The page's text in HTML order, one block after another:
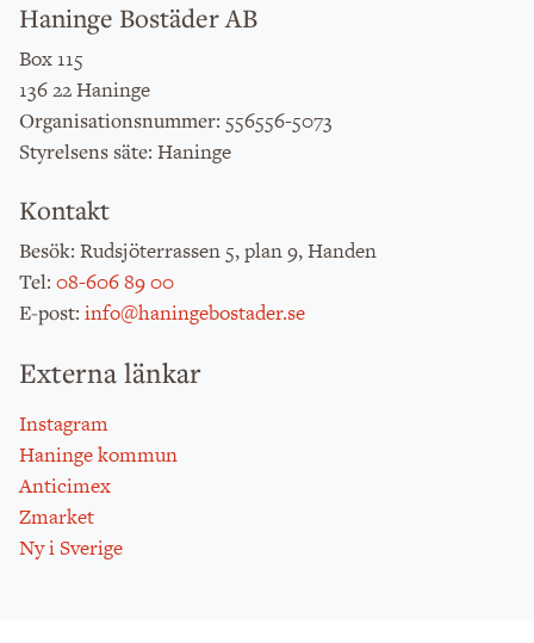
Haninge Bostäder AB
Box 115
136 22 Haninge
Organisationsnummer: 556556-5073
Styrelsens säte: Haninge
Kontakt
Besök: Rudsjöterrassen 5, plan 9, Handen
Tel: 08-606 89 00
E-post: info@haningebostader.se
Externa länkar
Instagram
Haninge kommun
Anticimex
Zmarket
Ny i Sverige